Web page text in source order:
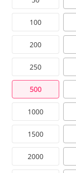
100
200
250
500
1000
1500
2000